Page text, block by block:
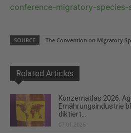
conference-migratory-
SOURCE The Convention on Migratory
Related Articles
Konzernatlas 2026:
Ernährungsindustrie
diktiert...
07.01.2026